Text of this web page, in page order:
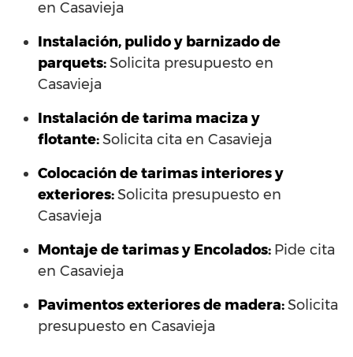
en Casavieja
Instalación, pulido y barnizado de
parquets:Solicita presupuesto en
Casavieja
Instalación de tarima maciza y
flotante:Solicita cita en Casavieja
Colocación de tarimas interiores y
exteriores:Solicita presupuesto en
Casavieja
Montaje de tarimas y Encolados: Pide cita
en Casavieja
Pavimentos exteriores de madera:Solicita
presupuesto en Casavieja